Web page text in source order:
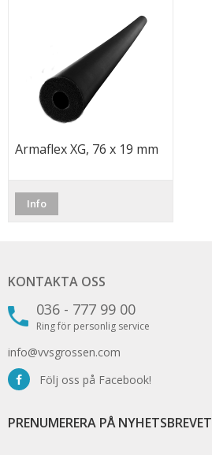
Armaflex XG, 76 x 19 mm
Info
KONTAKTA OSS
036 - 777 99 00
Ring för personlig service
info@vvsgrossen.com
Följ oss på Facebook!
PRENUMERERA PÅ NYHETSBREVET